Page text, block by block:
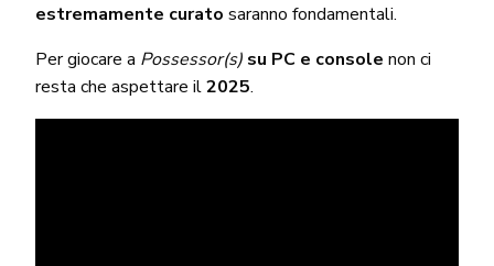
estremamente curato saranno fondamentali.
Per giocare a Possessor(s) su PC e consolenon ci
resta che aspettare il2025.